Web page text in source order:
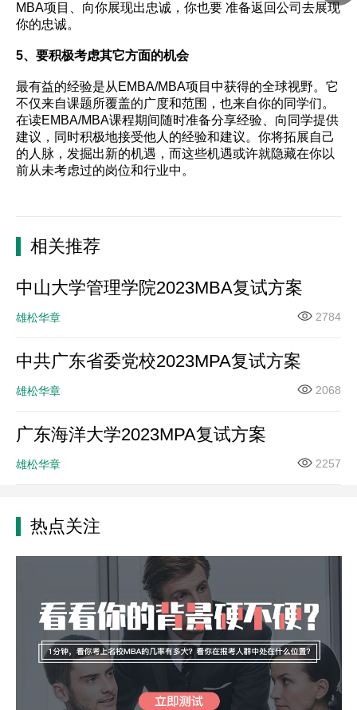
MBA项目、向你展现出忠诚，你也要 准备返回公司去展现
你的忠诚。
5、要积极考虑其它方面的机会
最有益的经验是从EMBA/MBA项目中获得的全球视野。它
不仅来自课题所覆盖的广度和范围，也来自你的同学们。
在读EMBA/MBA课程期间随时准备分享经验、向同学提供
建议，同时积极地接受他人的经验和建议。你将拓展自己
的人脉，发掘出新的机遇，而这些机遇或许就隐藏在你以
前从未考虑过的岗位和行业中。
相关推荐
中山大学管理学院2023MBA复试方案
雄松华章 2784
中共广东省委党校2023MPA复试方案
雄松华章 2068
广东海洋大学2023MPA复试方案
雄松华章 2257
热点关注